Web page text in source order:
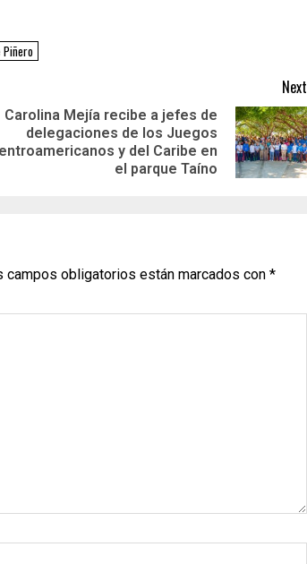
Piñero
Next
Carolina Mejía recibe a jefes de
delegaciones de los Juegos
y del Caribe en
el parque Taíno
campos obligatorios están marcados con *